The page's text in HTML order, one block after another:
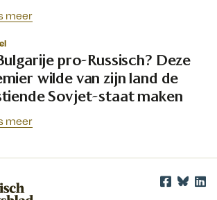
meer
pro-Russisch? Deze
wilde van zijn land de
Sovjet-staat maken
meer